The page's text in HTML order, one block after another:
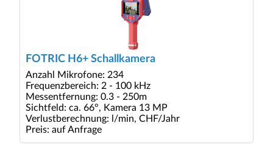
FOTRIC H6+ Schallkamera
Anzahl Mikrofone: 234
Frequenzbereich: 2 - 100 kHz
Messentfernung: 0.3 - 250m
Sichtfeld: ca. 66°, Kamera 13 MP
Verlustberechnung: l/min, CHF/Jahr
Preis: auf Anfrage